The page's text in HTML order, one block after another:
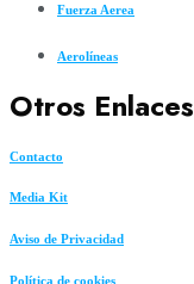
Fuerza Aerea
Aerolíneas
Otros Enlaces
Contacto
Media Kit
Aviso de Privacidad
Política de cookies